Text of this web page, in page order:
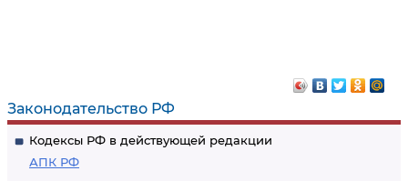
Законодательство РФ
Кодексы РФ в действующей редакции
АПК РФ